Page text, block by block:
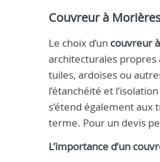
Couvreur à
Le choix d’un couvreur
architecturales propres
tuiles, ardoises ou
l’étanchéité et
s’étend également
terme. Pour un devis
L’importance d’un